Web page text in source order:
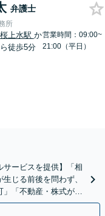
弁護士
所
桜上水駅 か
ら徒歩5分
営業時間：09:00~
21:00（平日）
サービスを提供】「相
じる前後を問わず、
」「不動産・株式が絡
相談可】